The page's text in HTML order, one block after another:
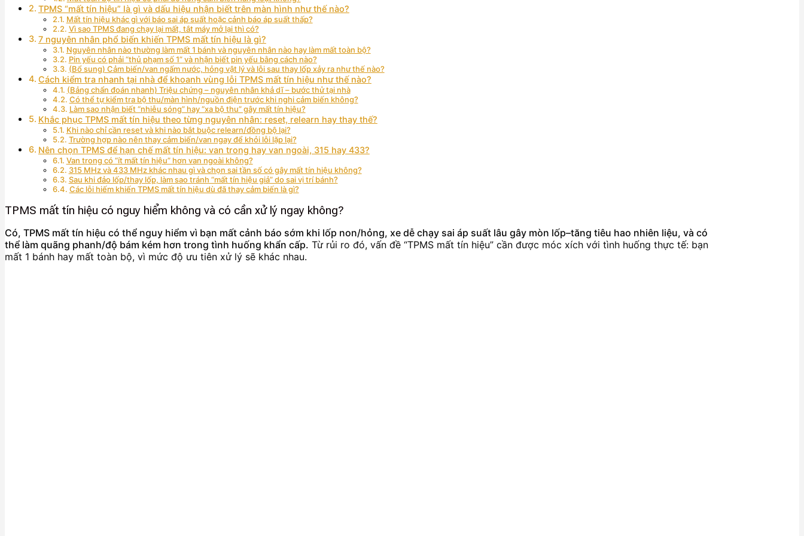
TPMS “mất tín hiệu” là gì và dấu hiệu nhận biết trên màn hình như thế nào?
Mất tín hiệu khác gì với báo sai áp suất hoặc cảnh báo áp suất thấp?
Vì sao TPMS đang chạy lại mất, tắt máy mở lại thì có?
7 nguyên nhân phổ biến khiến TPMS mất tín hiệu là gì?
Nguyên nhân nào thường làm mất 1 bánh và nguyên nhân nào hay làm mất toàn bộ?
Pin yếu có phải “thủ phạm số 1” và nhận biết pin yếu bằng cách nào?
(Bổ sung) Cảm biến/van ngấm nước, hỏng vật lý và lỗi sau thay lốp xảy ra như thế nào?
Cách kiểm tra nhanh tại nhà để khoanh vùng lỗi TPMS mất tín hiệu như thế nào?
(Bảng chẩn đoán nhanh) Triệu chứng – nguyên nhân khả dĩ – bước thử tại nhà
Có thể tự kiểm tra bộ thu/màn hình/nguồn điện trước khi nghi cảm biến không?
Làm sao nhận biết “nhiễu sóng” hay “xa bộ thu” gây mất tín hiệu?
Khắc phục TPMS mất tín hiệu theo từng nguyên nhân: reset, relearn hay thay thế?
Khi nào chỉ cần reset và khi nào bắt buộc relearn/đồng bộ lại?
Trường hợp nào nên thay cảm biến/van ngay để khỏi lỗi lặp lại?
Nên chọn TPMS để hạn chế mất tín hiệu: van trong hay van ngoài, 315 hay 433?
Van trong có “ít mất tín hiệu” hơn van ngoài không?
315 MHz và 433 MHz khác nhau gì và chọn sai tần số có gây mất tín hiệu không?
Sau khi đảo lốp/thay lốp, làm sao tránh “mất tín hiệu giả” do sai vị trí bánh?
Các lỗi hiếm khiến TPMS mất tín hiệu dù đã thay cảm biến là gì?
TPMS mất tín hiệu có nguy hiểm không và có cần xử lý ngay không?
Có, TPMS mất tín hiệu có thể nguy hiểm vì bạn mất cảnh báo sớm khi lốp non/hỏng, xe dễ chạy sai áp suất lâu gây mòn lốp–tăng tiêu hao nhiên liệu, và có
thể làm quãng phanh/độ bám kém hơn trong tình huống khẩn cấp. Từ rủi ro đó, vấn đề “TPMS mất tín hiệu” cần được móc xích với tình huống thực tế: bạn
mất 1 bánh hay mất toàn bộ, vì mức độ ưu tiên xử lý sẽ khác nhau.